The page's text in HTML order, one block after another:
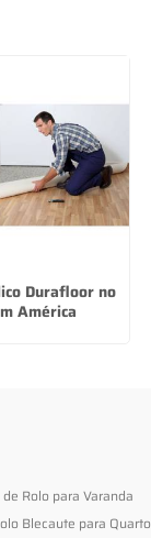
Durafloor no
América
de Rolo para Varanda
Blecaute para Quarto